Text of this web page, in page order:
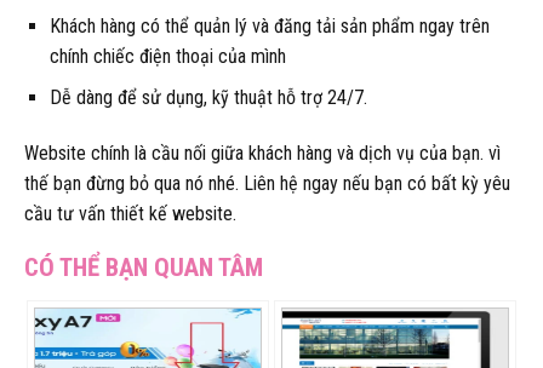
Khách hàng có thể quản lý và đăng tải sản phẩm ngay trên
chính chiếc điện thoại của mình
Dễ dàng để sử dụng, kỹ thuật hỗ trợ 24/7.
Website chính là cầu nối giữa khách hàng và dịch vụ của bạn. vì
thế bạn đừng bỏ qua nó nhé. Liên hệ ngay nếu bạn có bất kỳ yêu
cầu tư vấn thiết kế website.